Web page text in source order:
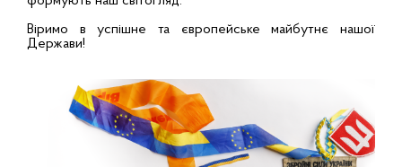
Віримо в успішне та європейське майбутнє нашої
Держави!